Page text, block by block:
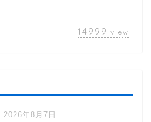
14999 view
2026年8月7日